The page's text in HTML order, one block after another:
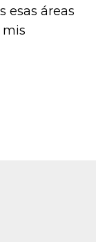
esas áreas
mis